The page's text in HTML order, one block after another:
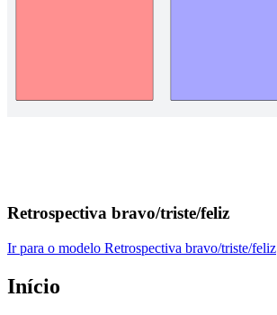
Retrospectiva bravo/triste/feliz
Ir para o modelo Retrospectiva bravo/triste/feliz
Início